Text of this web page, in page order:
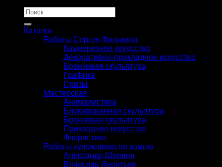
Искать:
Каталог
Работы Сергея Фалькина
Камнерезное искусство
Декоративно-прикладное искусство
Бронзовая скульптура
Графика
Призы
Мастерская
Анималистика
Блокированная скульптура
Бронзовая скульптура
Прикладное искусство
Флористика
Работы художников по камню
Александр Ширяев
Вячеслав Леонтьев